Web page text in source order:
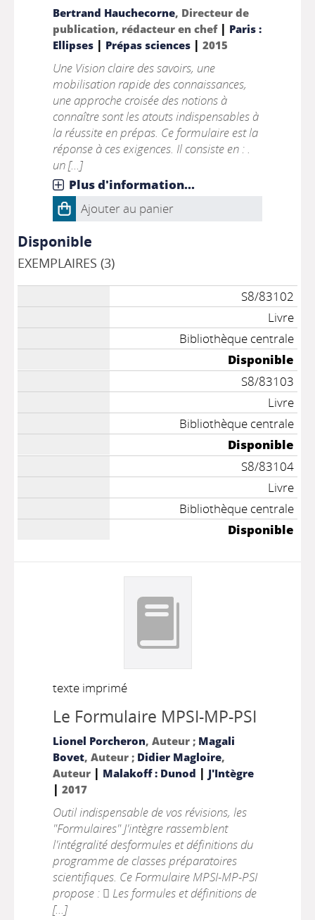
Bertrand Hauchecorne, Directeur de
publication, rédacteur en chef | Paris :
Ellipses| Prépas sciences| 2015
Une Vision claire des savoirs, une
mobilisation rapide des connaissances,
une approche croisée des notions à
connaître sont les atouts indispensables à
la réussite en prépas. Ce formulaire est la
réponse à ces exigences. Il consiste en : .
un [...]
Plus d'information...
Ajouter au panier
Disponible
EXEMPLAIRES (3)
S8/83102
Livre
Bibliothèque centrale
Disponible
S8/83103
Livre
Bibliothèque centrale
Disponible
S8/83104
Livre
Bibliothèque centrale
Disponible
texte imprimé
Le Formulaire MPSI-MP-PSI
Lionel Porcheron, Auteur ; Magali
Bovet, Auteur ; Didier Magloire,
Auteur | Malakoff : Dunod | J'Intègre
| 2017
Outil indispensable de vos révisions, les
"Formulaires" J'intègre rassemblent
l'intégralité desformules et définitions du
programme de classes préparatoires
scientifiques. Ce Formulaire MPSI-MP-PSI
propose :  Les formules et définitions de
[...]